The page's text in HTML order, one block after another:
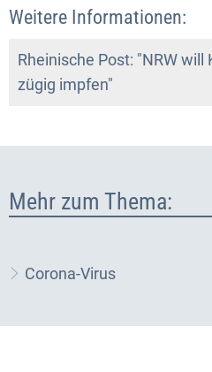
Weitere Informationen:
Rheinische Post: "NRW
zügig impfen"
Mehr zum Thema:
Corona-Virus